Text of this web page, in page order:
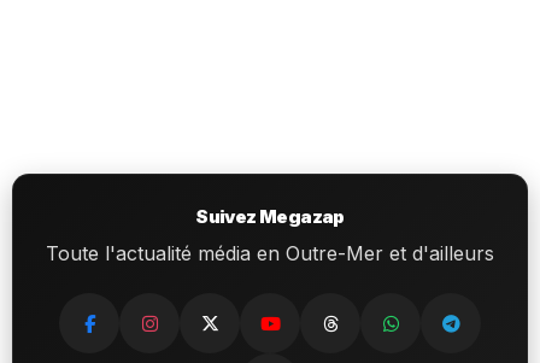
Suivez Megazap
Toute l'actualité média en Outre-Mer et d'ailleurs